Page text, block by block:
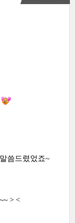
씀드렸었죠~
> <